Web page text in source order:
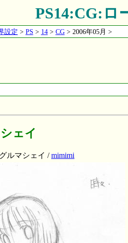
PS14:CG:ロ
設定 > PS > 14> CG> 2006年05月 >
ェイ
ルマシェイ /mimimi